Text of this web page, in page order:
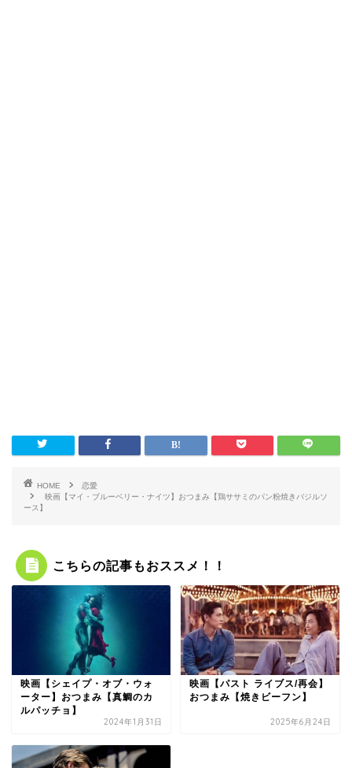
HOME
恋愛
映画【マイ・ブルーベリー・ナイツ】おつまみ【鶏ササミのパン粉焼きバジルソ
ース】
こちらの記事もおススメ！！
映画【シェイプ・オブ・ウォ
ーター】おつまみ【真鯛のカ
ルパッチョ】
2024年1月31日
映画【パスト ライブス/再会】
おつまみ【焼きビーフン】
2025年6月24日